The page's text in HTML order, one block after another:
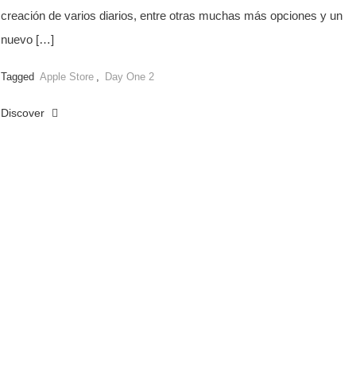
creación de varios diarios, entre otras muchas más opciones y un
nuevo […]
Tagged Apple Store Day One 2
Discover